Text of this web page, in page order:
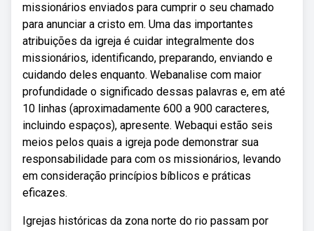
missionários enviados para cumprir o seu chamado
para anunciar a cristo em. Uma das importantes
atribuições da igreja é cuidar integralmente dos
missionários, identificando, preparando, enviando e
cuidando deles enquanto. Webanalise com maior
profundidade o significado dessas palavras e, em até
10 linhas (aproximadamente 600 a 900 caracteres,
incluindo espaços), apresente. Webaqui estão seis
meios pelos quais a igreja pode demonstrar sua
responsabilidade para com os missionários, levando
em consideração princípios bíblicos e práticas
eficazes.
Igrejas históricas da zona norte do rio passam por